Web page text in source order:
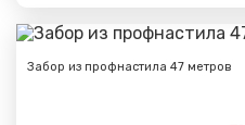
Забор из профнастила 47 метров